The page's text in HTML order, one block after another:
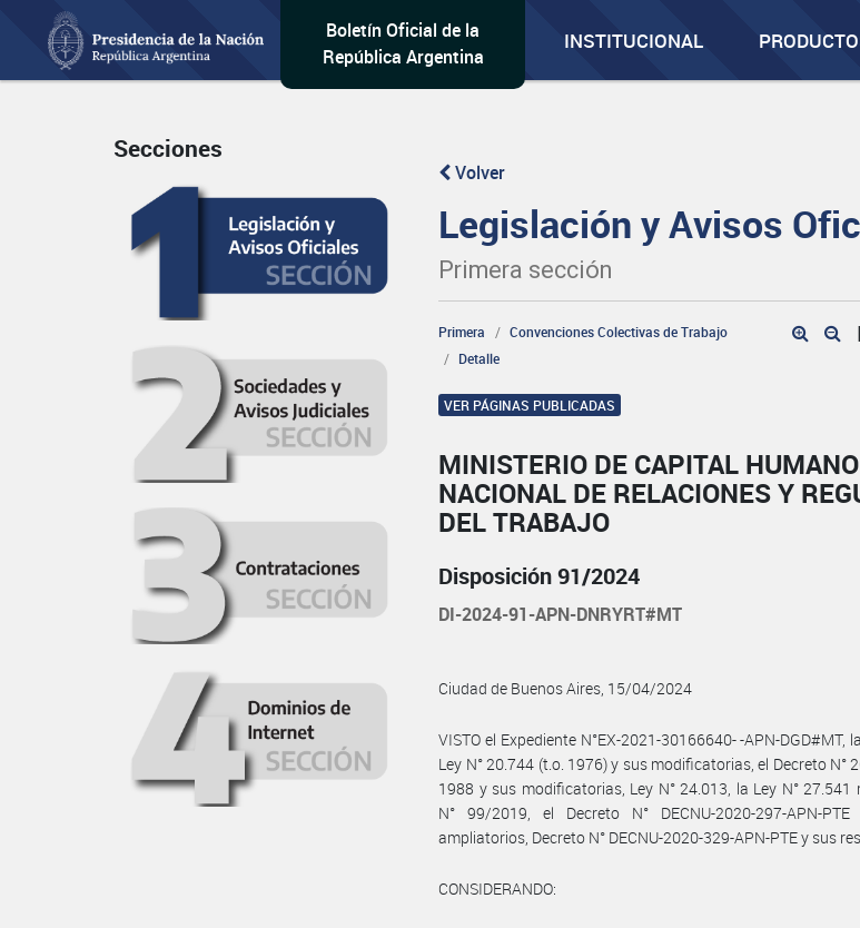
Boletín Oficial de la
República Argentina
INSTITUCIONAL
Secciones
Volver
Legislación y Avisos
Primera sección
Primera
Convenciones Colectivas de Trabajo
Detalle
|
VER PÁGINAS PUBLICADAS
MINISTERIO DE CAPITAL
NACIONAL DE RELACIONES Y
DEL TRABAJO
Disposición 91/2024
DI-2024-91-APN-DNRYRT#MT
Ciudad de Buenos Aires, 15/04/2024
VISTO el Expediente N°EX-2021-30166640- -APN-DGD#MT,
Ley N° 20.744 (t.o. 1976) y sus modificatorias, el Decreto N°
1988 y sus modificatorias, Ley N° 24.013, la Ley N°
N° 99/2019, el Decreto N° DECNU-2020-297-APN-
ampliatorios, Decreto N° DECNU-2020-329-APN-PTE y sus
CONSIDERANDO: